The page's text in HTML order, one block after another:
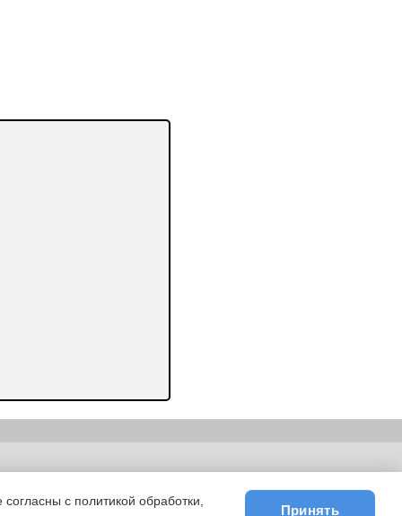
|E-mail
с политикой обработки,
Принять